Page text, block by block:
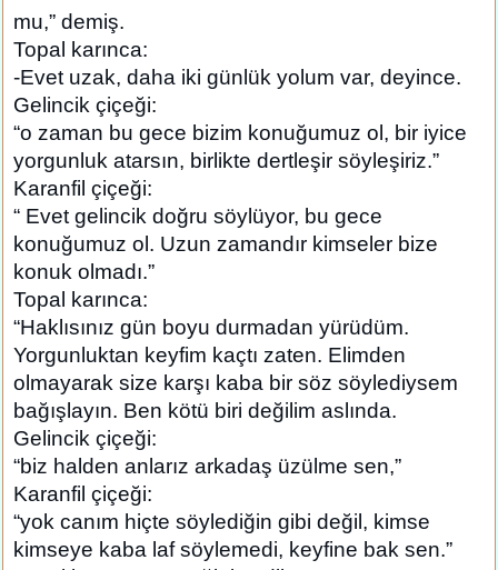
mu,” demiş.
Topal karınca:
-Evet uzak, daha iki günlük yolum var, deyince.
Gelincik çiçeği:
“o zaman bu gece bizim konuğumuz ol, bir iyice
yorgunluk atarsın, birlikte dertleşir söyleşiriz.”
Karanfil çiçeği:
“ Evet gelincik doğru söylüyor, bu gece
konuğumuz ol. Uzun zamandır kimseler bize
konuk olmadı.”
Topal karınca:
“Haklısınız gün boyu durmadan yürüdüm.
Yorgunluktan keyfim kaçtı zaten. Elimden
olmayarak size karşı kaba bir söz söylediysem
bağışlayın. Ben kötü biri değilim aslında.
Gelincik çiçeği:
“biz halden anlarız arkadaş üzülme sen,”
Karanfil çiçeği:
“yok canım hiçte söylediğin gibi değil, kimse
kimseye kaba laf söylemedi, keyfine bak sen.”